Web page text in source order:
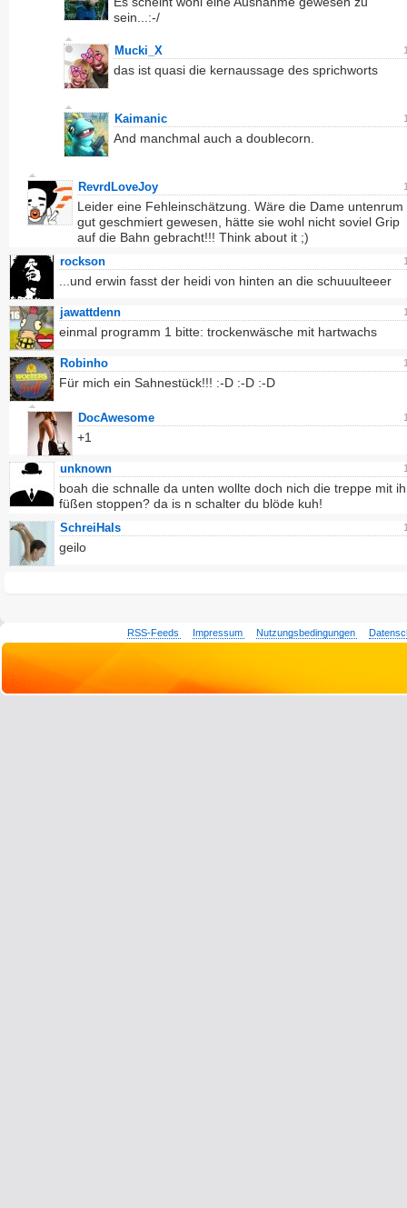
sein...:-/
Mucki_X
das ist quasi die kernaussage des sprichworts
Kaimanic
And manchmal auch a doublecorn.
RevrdLoveJoy
Leider eine Fehleinschätzung. Wäre die Dame untenrum
gut geschmiert gewesen, hätte sie wohl nicht soviel Grip
auf die Bahn gebracht!!! Think about it ;)
rockson
...und erwin fasst der heidi von hinten an die schuuulteeer
jawattdenn
einmal programm 1 bitte: trockenwäsche mit hartwachs
Robinho
Für mich ein Sahnestück!!! :-D :-D :-D
DocAwesome
+1
unknown
boah die schnalle da unten wollte doch nich die treppe mit
füßen stoppen? da is n schalter du blöde kuh!
SchreiHals
geilo
RSS-Feeds Impressum Nutzungsbedingungen